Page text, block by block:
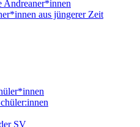
Andreaner*innen
aus jüngerer Zeit
SV